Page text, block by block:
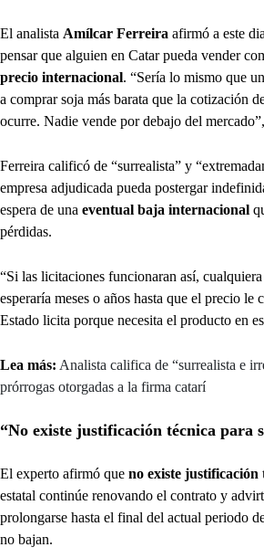
El analista Amílcar Ferreira afirmó a este
pensar que alguien en Catar pueda vender
precio internacional. “Sería lo mismo que
a comprar soja más barata que la cotización
ocurre. Nadie vende por debajo del
Ferreira calificó de “surrealista” y
empresa adjudicada pueda postergar
espera de una eventual baja internacional
pérdidas.
“Si las licitaciones funcionaran así,
esperaría meses o años hasta que el precio le
Estado licita porque necesita el producto en
Lea más: Analista califica de “surrealista e
prórrogas otorgadas a la firma catarí
“No existe justificación técnica para
El experto afirmó que no existe justificación
estatal continúe renovando el contrato y
prolongarse hasta el final del actual periodo
no bajan.